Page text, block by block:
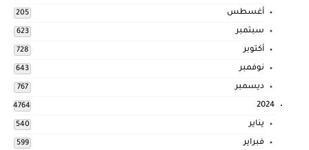
أغسطس 205
سبتمبر 623
أكتوبر 728
نوفمبر 643
ديسمبر 767
2024
4764
يناير 540
فبراير 599